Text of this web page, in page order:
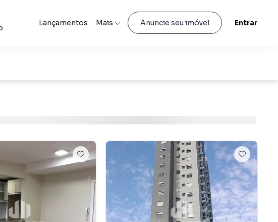
Lançamentos Mais Anuncie seu imóvel Entrar